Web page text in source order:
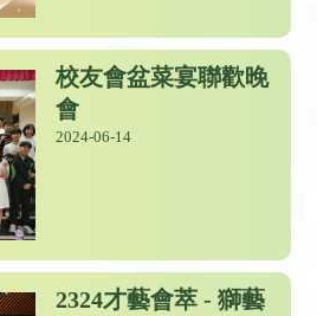
校友會盆菜宴聯歡晚
會
2024-06-14
2324才藝會萃 - 獅藝